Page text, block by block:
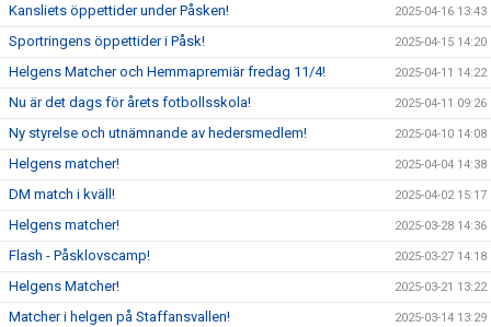
Kansliets öppettider under Påsken! 2025-04-16 13:43
Sportringens öppettider i Påsk! 2025-04-15 14:20
Helgens Matcher och Hemmapremiär fredag 11/4! 2025-04-11 14:22
Nu är det dags för årets fotbollsskola! 2025-04-11 09:26
Ny styrelse och utnämnande av hedersmedlem! 2025-04-10 14:08
Helgens matcher! 2025-04-04 14:38
DM match i kväll! 2025-04-02 15:17
Helgens matcher! 2025-03-28 14:36
Flash - Påsklovscamp! 2025-03-27 14:18
Helgens Matcher! 2025-03-21 13:22
Matcher i helgen på Staffansvallen! 2025-03-14 13:29